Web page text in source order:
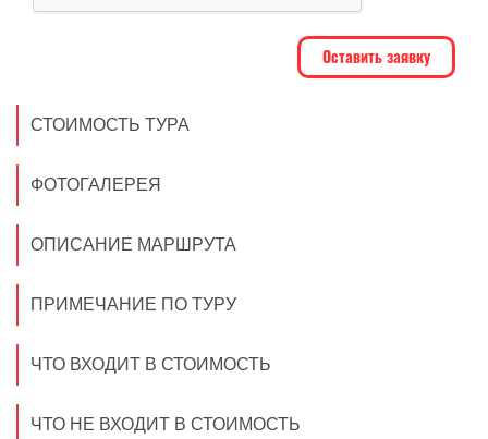
СТОИМОСТЬ ТУРА
ФОТОГАЛЕРЕЯ
ОПИСАНИЕ МАРШРУТА
ПРИМЕЧАНИЕ ПО ТУРУ
ЧТО ВХОДИТ В СТОИМОСТЬ
ЧТО НЕ ВХОДИТ В СТОИМОСТЬ